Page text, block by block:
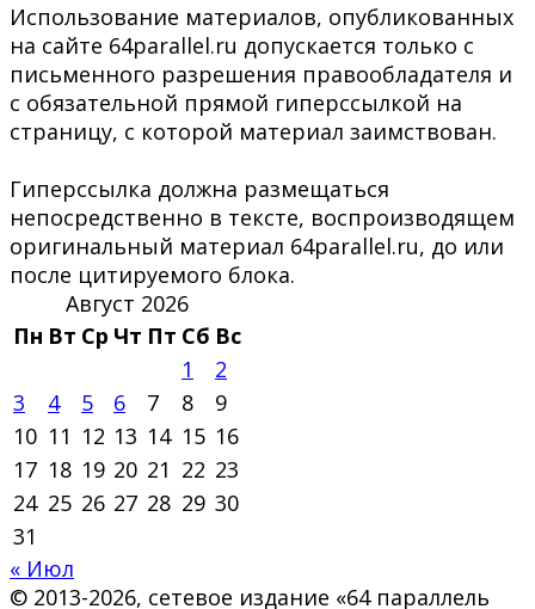
Использование материалов, опубликованных
на сайте 64parallel.ru допускается только с
письменного разрешения правообладателя и
с обязательной прямой гиперссылкой на
страницу, с которой материал заимствован.
Гиперссылка должна размещаться
непосредственно в тексте, воспроизводящем
оригинальный материал 64parallel.ru, до или
после цитируемого блока.
Август 2026
Пн Вт Ср Чт Пт Сб Вс
1
2
3
4 5 6 7 8
9
10 11 12 13 14 15 16
17 18 19 20 21 22 23
24 25 26 27 28 29 30
31
« Июл
© 2013-2026, сетевое издание «64 параллель